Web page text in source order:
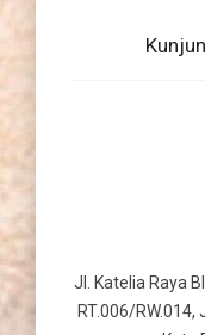
Jl. Katelia Raya
RT.006/